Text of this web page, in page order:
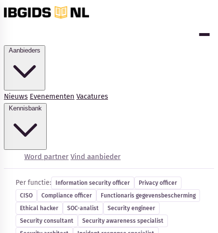
Nieuws Evenementen Vacatures
Word partner Vind aanbieder
Kennisbank
Blog
Cybersecurity-vacatures
Per functie: Information security officer
Privacy officer
CISO
Compliance officer
Functionaris gegevensbescherming
Ethical hacker
SOC-analist
Security engineer
Security consultant
Security awareness specialist